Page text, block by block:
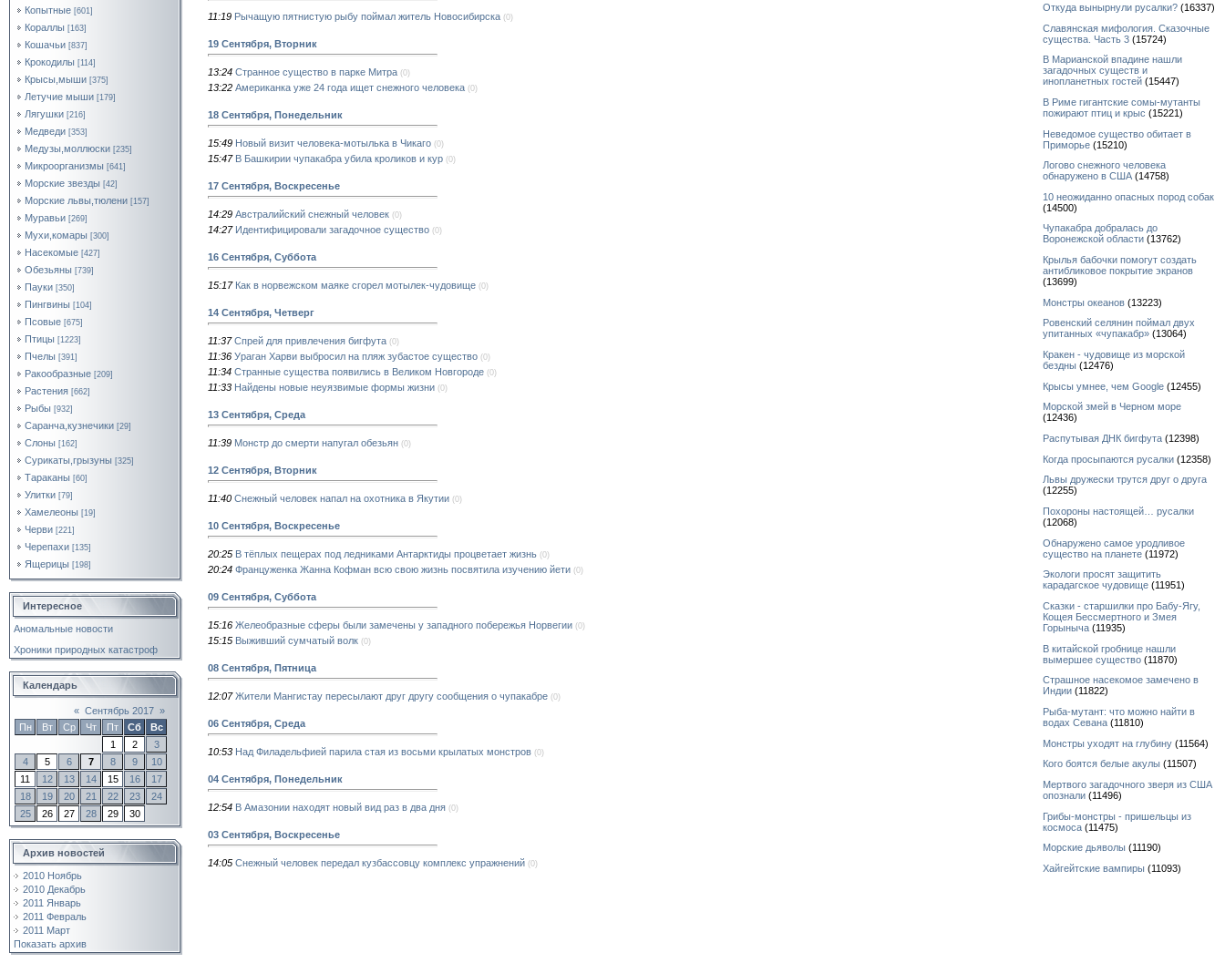
Копытные [601]
Кораллы [163]
Кошачьи [837]
Крокодилы [114]
Крысы,мыши [375]
Летучие мыши [179]
Лягушки [216]
Медведи [353]
Медузы,моллюски [235]
Микроорганизмы [641]
Морские звезды [42]
Морские львы,тюлени [157]
Муравьи [269]
Мухи,комары [300]
Насекомые [427]
Обезьяны [739]
Пауки [350]
Пингвины [104]
Псовые [675]
Птицы [1223]
Пчелы [391]
Ракообразные [209]
Растения [662]
Рыбы [932]
Саранча,кузнечики [29]
Слоны [162]
Сурикаты,грызуны [325]
Тараканы [60]
Улитки [79]
Хамелеоны [19]
Черви [221]
Черепахи [135]
Ящерицы [198]
Интересное
Аномальные новости
Хроники природных катастроф
Календарь
« Сентябрь 2017 »
Пн
Вт Ср Чт Пт Сб
Вс
1
2
3
4
5 6 7 8 9
10
11
12 13 14 15 16
17
18
19 20 21 22 23
24
25
26 27 28 29 30
Архив новостей
2010 Ноябрь
2010 Декабрь
2011 Январь
2011 Февраль
2011 Март
Показать архив
11:19 Рычащую пятнистую рыбу поймал житель Новосибирска (0)
19 Сентября, Вторник
13:24 Странное существо в парке Митра (0)
13:22 Американка уже 24 года ищет снежного человека (0)
18 Сентября, Понедельник
15:49 Новый визит человека-мотылька в Чикаго (0)
15:47 В Башкирии чупакабра убила кроликов и кур (0)
17 Сентября, Воскресенье
14:29 Австралийский снежный человек (0)
14:27 Идентифицировали загадочное существо (0)
16 Сентября, Суббота
15:17 Как в норвежском маяке сгорел мотылек-чудовище (0)
14 Сентября, Четверг
11:37 Спрей для привлечения бигфута (0)
11:36 Ураган Харви выбросил на пляж зубастое существо (0)
11:34 Странные существа появились в Великом Новгороде (0)
11:33 Найдены новые неуязвимые формы жизни (0)
13 Сентября, Среда
11:39 Монстр до смерти напугал обезьян (0)
12 Сентября, Вторник
11:40 Снежный человек напал на охотника в Якутии (0)
10 Сентября, Воскресенье
20:25 В тёплых пещерах под ледниками Антарктиды процветает жизнь (0)
20:24 Француженка Жанна Кофман всю свою жизнь посвятила изучению йети (0)
09 Сентября, Суббота
15:16 Желеобразные сферы были замечены у западного побережья Норвегии (0)
15:15 Выживший сумчатый волк (0)
08 Сентября, Пятница
12:07 Жители Мангистау пересылают друг другу сообщения о чупакабре (0)
06 Сентября, Среда
10:53 Над Филадельфией парила стая из восьми крылатых монстров (0)
04 Сентября, Понедельник
12:54 В Амазонии находят новый вид раз в два дня (0)
03 Сентября, Воскресенье
14:05 Снежный человек передал кузбассовцу комплекс упражнений (0)
Откуда вынырнули русалки? (16337)
Славянская мифология. Сказочные
существа. Часть 3 (15724)
В Марианской впадине нашли
загадочных существ и
инопланетных гостей (15447)
В Риме гигантские сомы-мутанты
пожирают птиц и крыс (15221)
Неведомое существо обитает в
Приморье (15210)
Логово снежного человека
обнаружено в США (14758)
10 неожиданно опасных пород собак
(14500)
Чупакабра добралась до
Воронежской области (13762)
Крылья бабочки помогут создать
антибликовое покрытие экранов
(13699)
Монстры океанов (13223)
Ровенский селянин поймал двух
упитанных «чупакабр» (13064)
Кракен - чудовище из морской
бездны (12476)
Крысы умнее, чем Google (12455)
Морской змей в Черном море
(12436)
Распутывая ДНК бигфута (12398)
Когда просыпаются русалки (12358)
Львы дружески трутся друг о друга
(12255)
Похороны настоящей… русалки
(12068)
Обнаружено самое уродливое
существо на планете (11972)
Экологи просят защитить
карадагское чудовище (11951)
Сказки - старшилки про Бабу-Ягу,
Кощея Бессмертного и Змея
Горыныча (11935)
В китайской гробнице нашли
вымершее существо (11870)
Страшное насекомое замечено в
Индии (11822)
Рыба-мутант: что можно найти в
водах Севана (11810)
Монстры уходят на глубину (11564)
Кого боятся белые акулы (11507)
Мертвого загадочного зверя из США
опознали (11496)
Грибы-монстры - пришельцы из
космоса (11475)
Морские дьяволы (11190)
Хайгейтские вампиры (11093)